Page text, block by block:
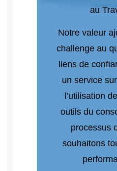
au
Notre valeur
challenge au
liens de
un service
l’utilisation
outils du
processus
souhaitons